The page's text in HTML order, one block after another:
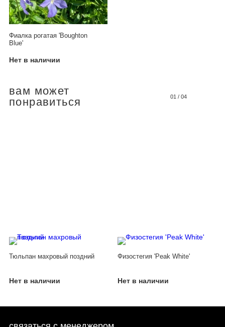
Фиалка рогатая 'Boughton
Blue'
Нет в наличии
вам может
понравиться
01 / 04
Тюльпан махровый поздний
Нет в наличии
Физостегия 'Peak White'
Нет в наличии